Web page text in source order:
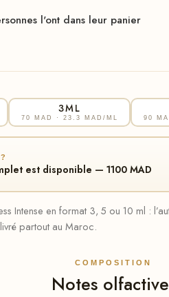
l'ont dans leur panier
3ML
70 MAD · 23.3 MAD/ML 90
est disponible — 1100 MAD
Intense en format 3, 5 ou 10 ml :
partout au Maroc.
COMPOSITION
Notes